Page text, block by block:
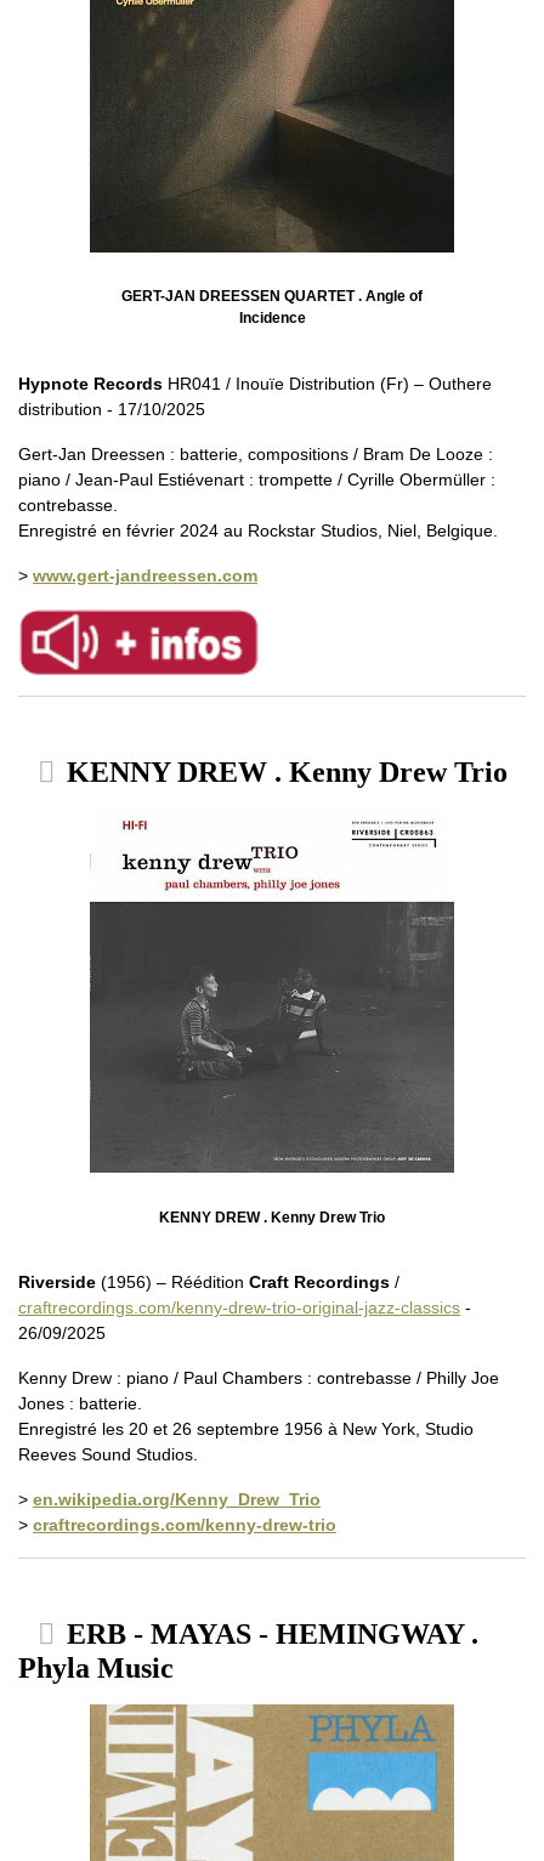
GERT-JAN DREESSEN QUARTET . Angle of
Incidence
Hypnote Records HR041 / Inouïe Distribution (Fr) – Outhere
distribution - 17/10/2025
Gert-Jan Dreessen : batterie, compositions / Bram De Looze :
piano / Jean-Paul Estiévenart : trompette / Cyrille Obermüller :
contrebasse.
Enregistré en février 2024 au Rockstar Studios, Niel, Belgique.
> www.gert-jandreessen.com
KENNY DREW . Kenny Drew Trio
KENNY DREW . Kenny Drew Trio
Riverside (1956) – Réédition Craft Recordings /
craftrecordings.com/kenny-drew-trio-original-jazz-classics -
26/09/2025
Kenny Drew : piano / Paul Chambers : contrebasse / Philly Joe
Jones : batterie.
Enregistré les 20 et 26 septembre 1956 à New York, Studio
Reeves Sound Studios.
> en.wikipedia.org/Kenny_Drew_Trio
> craftrecordings.com/kenny-drew-trio
ERB - MAYAS - HEMINGWAY .
Phyla Music